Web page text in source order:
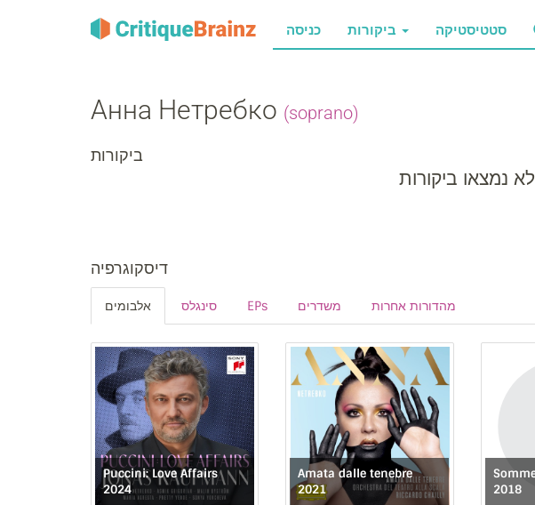
כניסה סטטיסטיקה
Анна Нетребко (soprano)
ביקורות
לא נמצאו ביקורות
דיסקוגרפיה
אלבומים סינגלס EPs משדרים מהדורות אחרות
Puccini: Love Affairs
2024
Amata dalle tenebre
2021
2018